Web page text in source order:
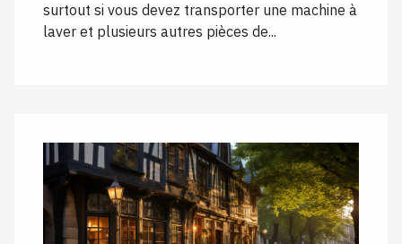
surtout si vous devez transporter une machine à
laver et plusieurs autres pièces de...